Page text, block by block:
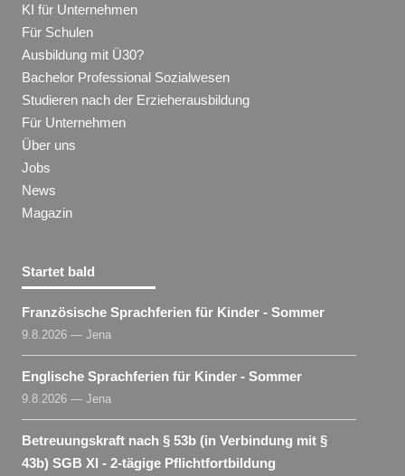
KI für Unternehmen
Für Schulen
Ausbildung mit Ü30?
Bachelor Professional Sozialwesen
Studieren nach der Erzieherausbildung
Für Unternehmen
Über uns
Jobs
News
Magazin
Startet bald
Französische Sprachferien für Kinder - Sommer
9.8.2026 — Jena
Englische Sprachferien für Kinder - Sommer
9.8.2026 — Jena
Betreuungskraft nach § 53b (in Verbindung mit §
43b) SGB XI - 2-tägige Pflichtfortbildung